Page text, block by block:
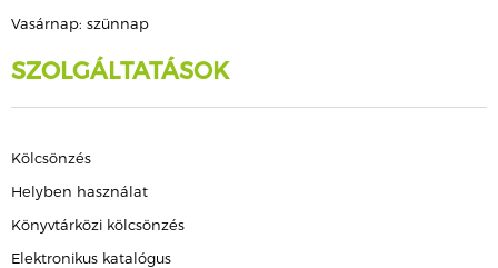
Vasárnap: szünnap
SZOLGÁLTATÁSOK
Kölcsönzés
Helyben használat
Könyvtárközi kölcsönzés
Elektronikus katalógus